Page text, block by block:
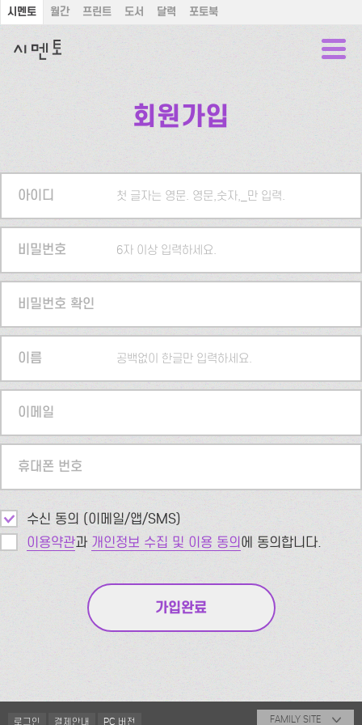
시멘토 월간 프린트 도서 달력 포토북
회원가입
아이디 첫 글자는 영문. 영문,숫자,_만 입력.
비밀번호 6자 이상 입력하세요.
비밀번호 확인
이름 공백없이 한글만 입력하세요.
이메일
휴대폰 번호
수신 동의 (이메일/앱/SMS)
이용약관과 개인정보 수집 및 이용 동의에 동의합니다.
로그인 결제안내 PC 버전 FAMILY SITE